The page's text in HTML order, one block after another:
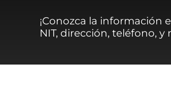
¡Conozca la información
NIT, dirección, teléfono,